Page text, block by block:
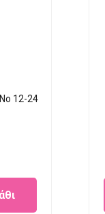
12-24